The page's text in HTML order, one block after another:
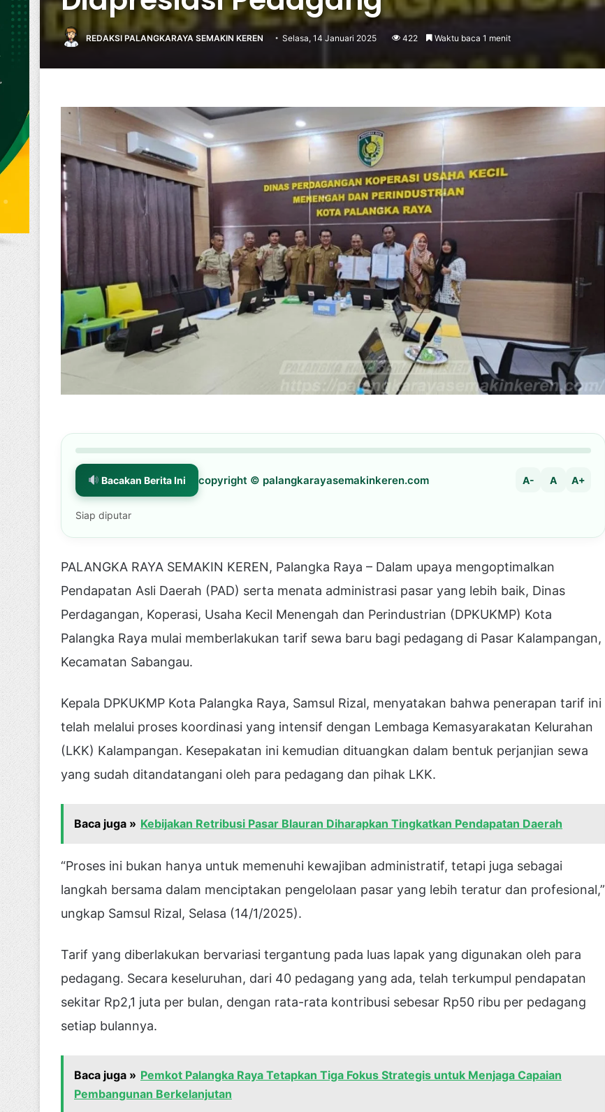
REDAKSI PALANGKARAYA SEMAKIN KEREN Selasa, 14 Januari 2025 422 Waktu baca 1 menit
Bacakan Berita Ini copyright © palangkarayasemakinkeren.com A- A A+
Siap diputar
PALANGKA RAYA SEMAKIN KEREN, Palangka Raya – Dalam upaya mengoptimalkan
Pendapatan Asli Daerah (PAD) serta menata administrasi pasar yang lebih baik, Dinas
Perdagangan, Koperasi, Usaha Kecil Menengah dan Perindustrian (DPKUKMP) Kota
Palangka Raya mulai memberlakukan tarif sewa baru bagi pedagang di Pasar Kalampangan,
Kecamatan Sabangau.
Kepala DPKUKMP Kota Palangka Raya, Samsul Rizal, menyatakan bahwa penerapan tarif ini
telah melalui proses koordinasi yang intensif dengan Lembaga Kemasyarakatan Kelurahan
(LKK) Kalampangan. Kesepakatan ini kemudian dituangkan dalam bentuk perjanjian sewa
yang sudah ditandatangani oleh para pedagang dan pihak LKK.
Baca juga » Kebijakan Retribusi Pasar Blauran Diharapkan Tingkatkan Pendapatan Daerah
“Proses ini bukan hanya untuk memenuhi kewajiban administratif, tetapi juga sebagai
langkah bersama dalam menciptakan pengelolaan pasar yang lebih teratur dan profesional,”
ungkap Samsul Rizal, Selasa (14/1/2025).
Tarif yang diberlakukan bervariasi tergantung pada luas lapak yang digunakan oleh para
pedagang. Secara keseluruhan, dari 40 pedagang yang ada, telah terkumpul pendapatan
sekitar Rp2,1 juta per bulan, dengan rata-rata kontribusi sebesar Rp50 ribu per pedagang
setiap bulannya.
Baca juga » Pemkot Palangka Raya Tetapkan Tiga Fokus Strategis untuk Menjaga Capaian
Pembangunan Berkelanjutan